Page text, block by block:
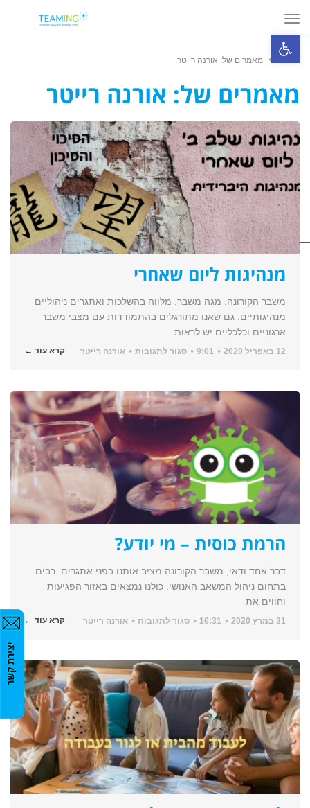
פתח סרגל נגישות
תפריט
» מאמרים של: אורנה רייטר
מאמרים של: אורנה רייטר
מנהיגות ליום שאחרי
משבר הקורונה, מגה משבר, מלווה בהשלכות ואתגרים ניהוליים
מנהיגותיים. גם שאנו מתורגלים בהתמודדות עם מצבי משבר
ארגוניים וכלכליים יש לראות
9:01 סגור לתגובותעלאורנה רייטר קרא עוד ←
הרמת כוסית – מי יודע?
דבר אחד ודאי, משבר הקורונה מציב אותנו בפני אתגרים רבים
בתחום ניהול המשאב האנושי. כולנו נמצאים באזור הפגיעות
וחווים את
16:31 סגור לתגובותעל
מי
יודע?
אורנה רייטר קרא עוד ←